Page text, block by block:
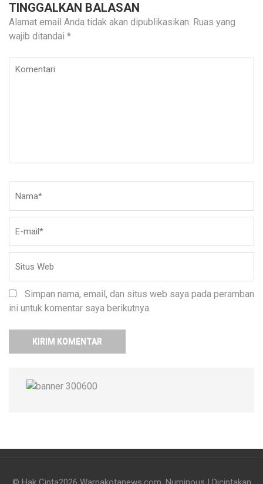
TINGGALKAN BALASAN
Alamat email Anda tidak akan dipublikasikan. Ruas yang
wajib ditandai *
Komentari
Simpan nama, email, dan situs web saya pada peramban
ini untuk komentar saya berikutnya.